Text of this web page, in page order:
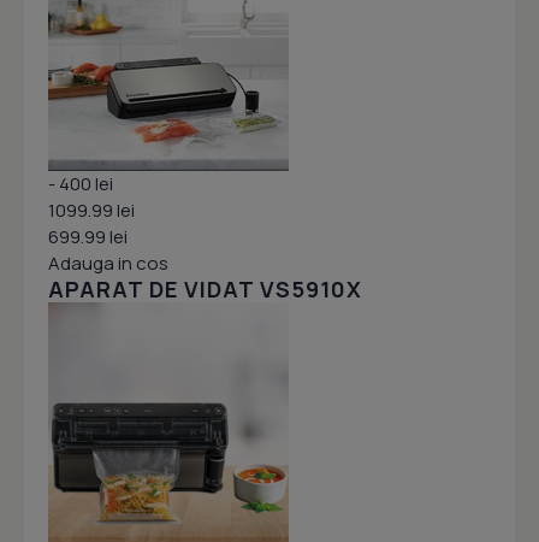
- 400 lei
1099.99 lei
699.99 lei
Adauga in cos
APARAT DE VIDAT VS5910X